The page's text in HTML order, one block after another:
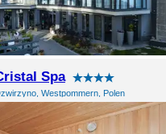
Spa
Westpommern, Polen